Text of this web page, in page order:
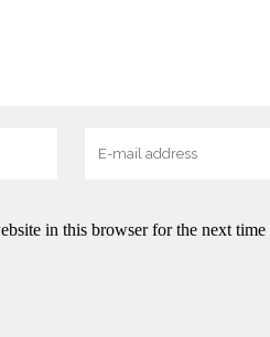
in this browser for the next